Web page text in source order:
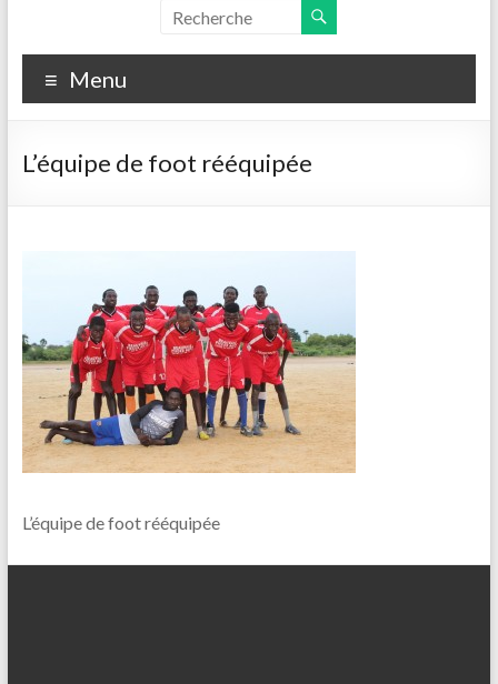
Menu
L’équipe de foot rééquipée
L’équipe de foot rééquipée